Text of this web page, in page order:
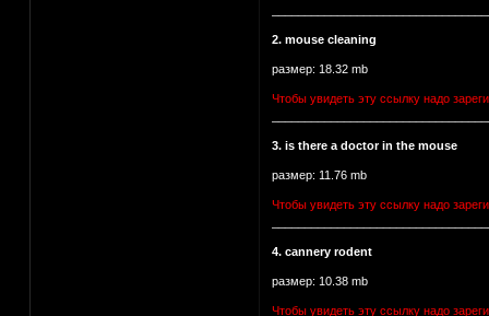
2. mouse cleaning
размер: 18.32 mb
Чтобы увидеть эту ссылку надо
3. is there a doctor in the mouse
размер: 11.76 mb
Чтобы увидеть эту ссылку надо
4. cannery rodent
размер: 10.38 mb
Чтобы увидеть эту ссылку надо